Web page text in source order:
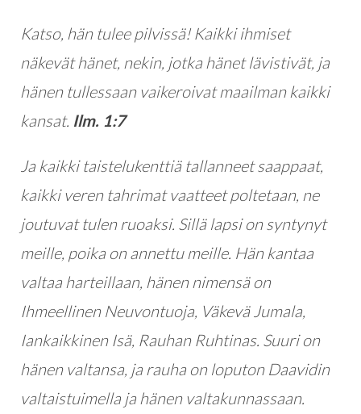
Katso, hän tulee pilvissä! Kaikki ihmiset
näkevät hänet, nekin, jotka hänet lävistivät, ja
hänen tullessaan vaikeroivat maailman kaikki
kansat. Ilm. 1:7
Ja kaikki taistelukenttiä tallanneet saappaat,
kaikki veren tahrimat vaatteet poltetaan, ne
joutuvat tulen ruoaksi. Sillä lapsi on syntynyt
meille, poika on annettu meille. Hän kantaa
valtaa harteillaan, hänen nimensä on
Ihmeellinen Neuvontuoja, Väkevä Jumala,
Iankaikkinen Isä, Rauhan Ruhtinas. Suuri on
hänen valtansa, ja rauha on loputon Daavidin
valtaistuimella ja hänen valtakunnassaan.